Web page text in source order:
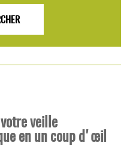
veille
en un coup d'œil